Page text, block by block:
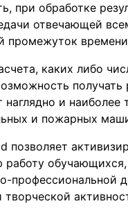
при обработке
отвечающей
промежуток
каких либо
получать
и
и пожарных
профессиональной